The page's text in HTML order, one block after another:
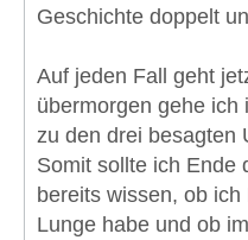
Geschichte doppelt
Auf jeden Fall geht
übermorgen gehe ich
zu den drei besagten
Somit sollte ich Ende
bereits wissen, ob
Lunge habe und ob